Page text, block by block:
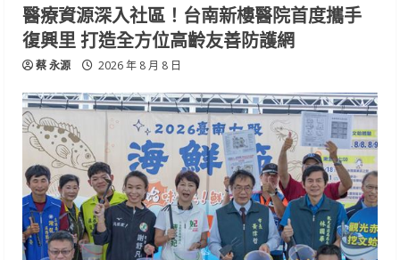
醫療資源深入社區！台南新樓醫院首度攜手
復興里 打造全方位高齡友善防護網
蔡 永源 2026 年 8 月 8 日